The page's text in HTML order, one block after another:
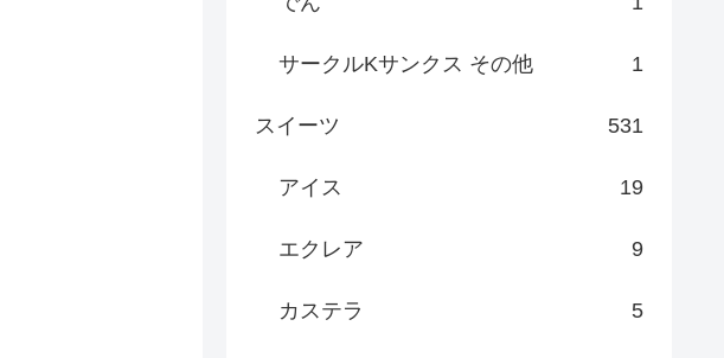
サークルKサンクス その他 1
スイーツ 531
アイス 19
エクレア 9
カステラ 5